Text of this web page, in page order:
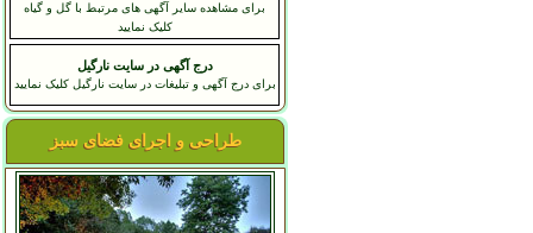
برای مشاهده سایر آگهی های مرتبط با گل و گیاه
کلیک نمایید
درج آگهی در سایت نارگیل
برای درج آگهی و تبلیغات در سایت نارگیل کلیک نمایید
طراحی و اجرای فضای سبز